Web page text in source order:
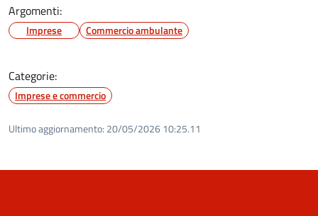
Argomenti:
Imprese Commercio ambulante
Categorie:
Imprese e commercio
Ultimo aggiornamento: 20/05/2026 10:25.11